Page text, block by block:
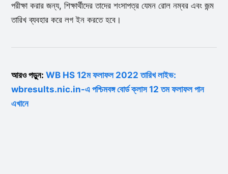
পরীক্ষা করার জন্য, শিক্ষার্থীদের তাদের শংসাপত্র যেমন রোল নম্বর এবং জন্ম
তারিখ ব্যবহার করে লগ ইন করতে হবে।
আরও পড়ুন: WB HS 12ম ফলাফল 2022 তারিখ লাইভ:
wbresults.nic.in-এ পশ্চিমবঙ্গ বোর্ড ক্লাস 12 তম ফলাফল পান
এখানে